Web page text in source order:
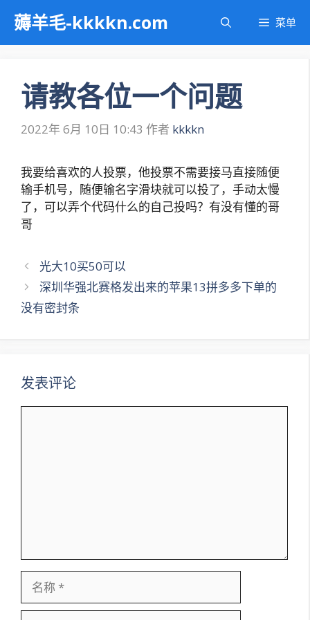
内
薅羊毛-kkkkn.com 菜单
请教各位一个问题
2022年 6月 10日 10:43 作者 kkkkn
我要给喜欢的人投票，他投票不需要接马直接随便
输手机号，随便输名字滑块就可以投了，手动太慢
了，可以弄个代码什么的自己投吗？有没有懂的哥
哥
文
章
导
航
光大10买50可以
深圳华强北赛格发出来的苹果13拼多多下单的
没有密封条
发表评论